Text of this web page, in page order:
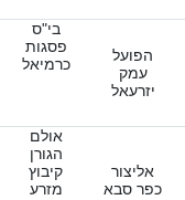
הפועל
עמק
יזרעאל
בי"ס
פסגות
כרמיאל
אליצור
כפר סבא
אולם
הגורן
קיבוץ
מזרע